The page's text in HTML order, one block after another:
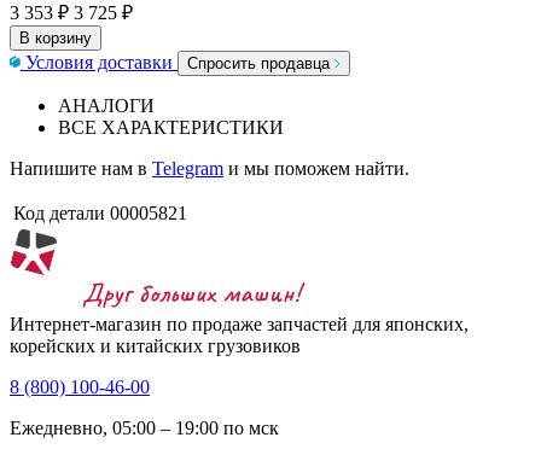
3 353 ₽ 3 725 ₽
В корзину
Условия доставки Спросить продавца
АНАЛОГИ
ВСЕ ХАРАКТЕРИСТИКИ
Напишите нам в Telegram и мы поможем найти.
Код детали 00005821
Интернет-магазин по продаже запчастей для японских,
корейских и китайских грузовиков
8 (800) 100-46-00
Ежедневно, 05:00 – 19:00 по мск